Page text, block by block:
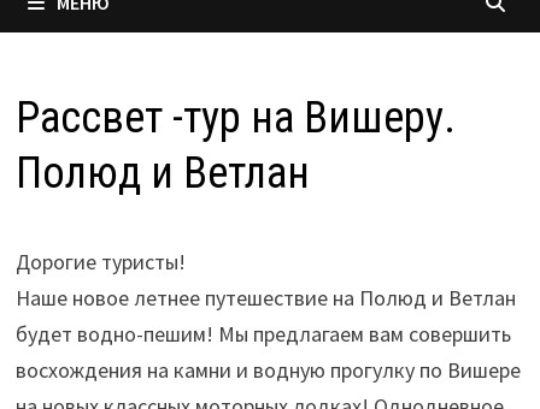
Рассвет -тур на Вишеру.
Полюд и Ветлан
Дорогие туристы!
Наше новое летнее путешествие на Полюд и Ветлан
будет водно-пешим! Мы предлагаем вам совершить
восхождения на камни и водную прогулку по Вишере